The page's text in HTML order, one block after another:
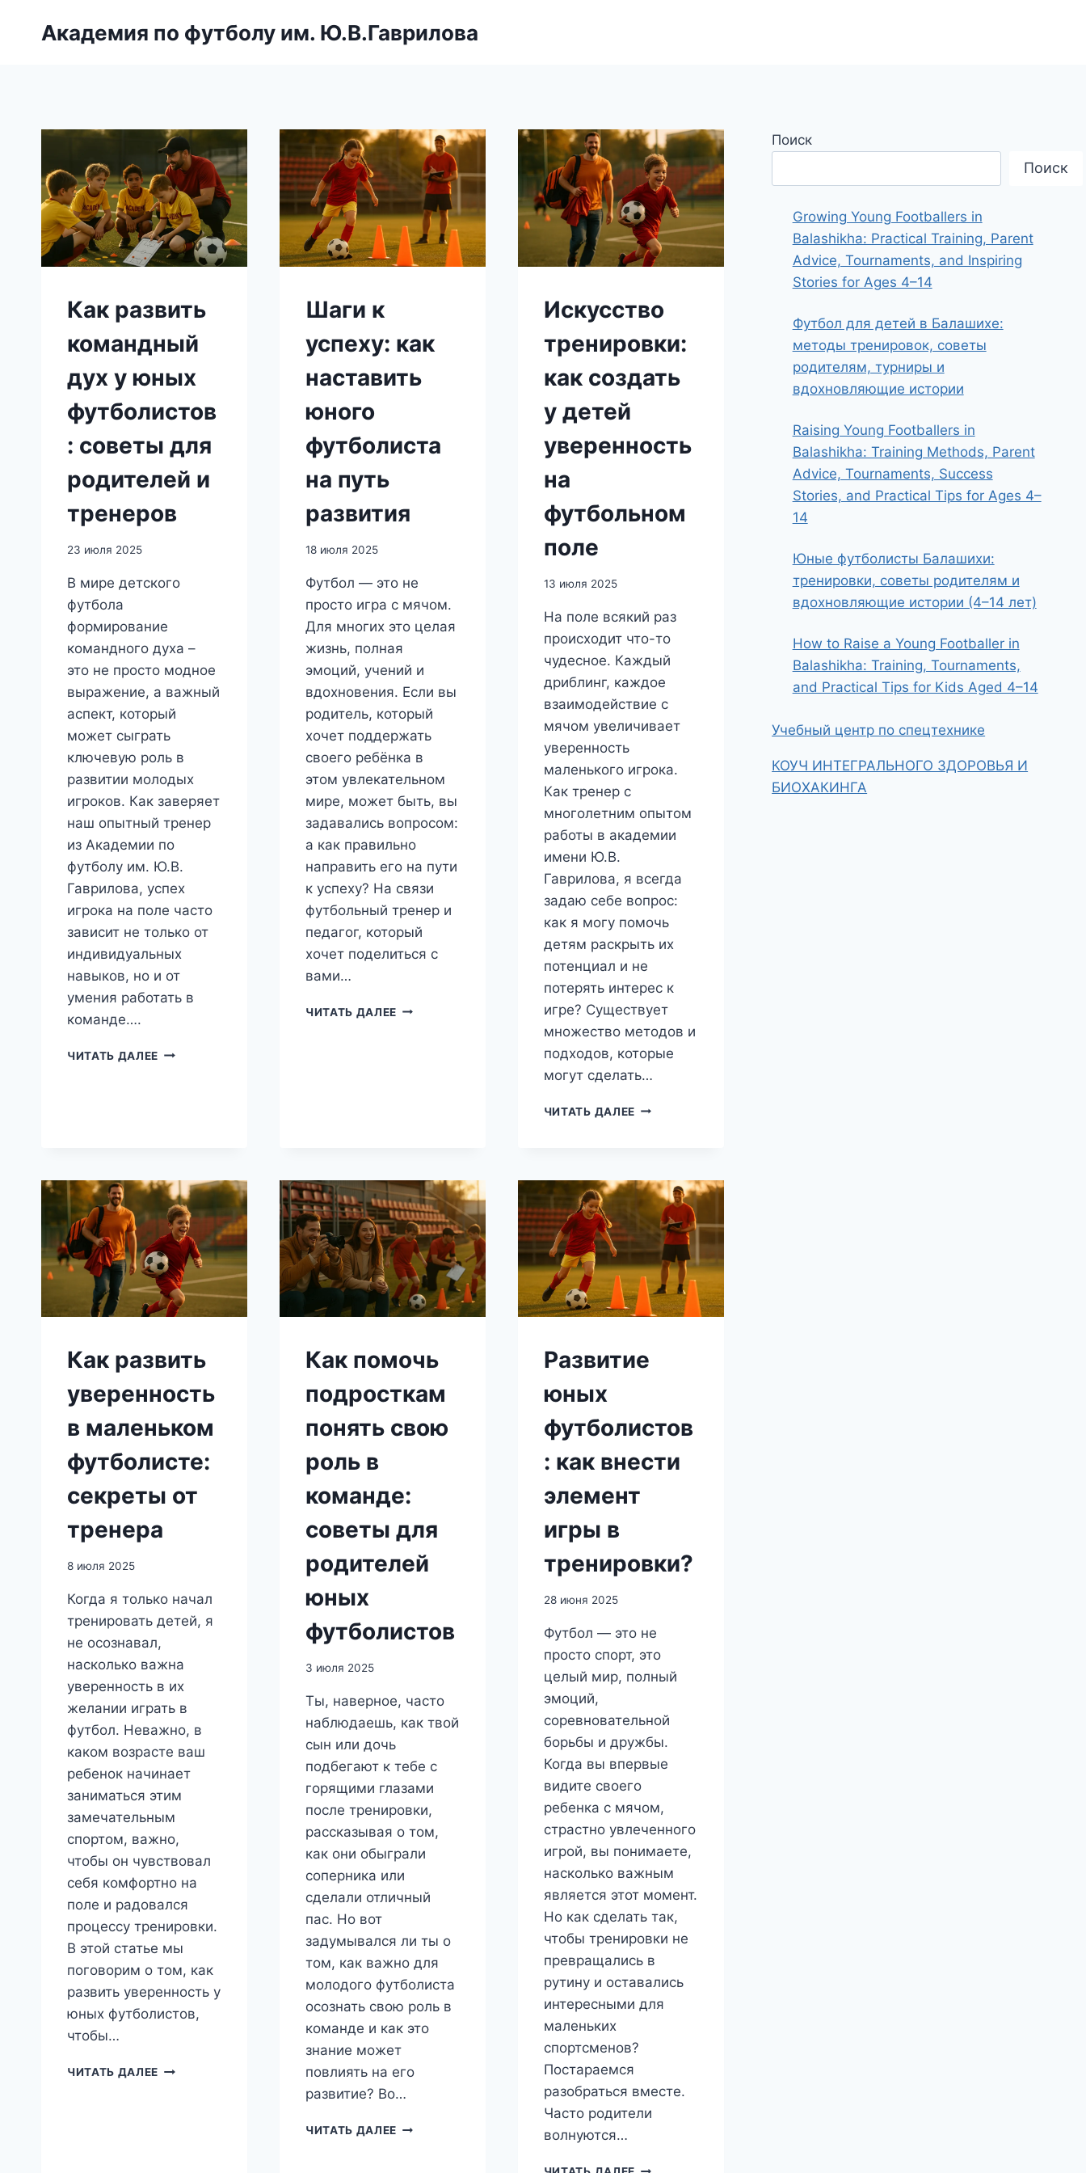
Академия по футболу им. Ю.В.Гаврилова
Как развить
командный
дух у юных
футболистов
: советы для
родителей и
тренеров
23 июля 2025
В мире детского
футбола
формирование
командного духа –
это не просто модное
выражение, а важный
аспект, который
может сыграть
ключевую роль в
развитии молодых
игроков. Как заверяет
наш опытный тренер
из Академии по
футболу им. Ю.В.
Гаврилова, успех
игрока на поле часто
зависит не только от
индивидуальных
навыков, но и от
умения работать в
команде….
ЧИТАТЬ ДАЛЕЕ КАК
ДЛЯ
РОДИТЕЛЕЙ
И
ТРЕНЕРОВ
Шаги к
успеху: как
наставить
юного
футболиста
на путь
развития
18 июля 2025
Футбол — это не
просто игра с мячом.
Для многих это целая
жизнь, полная
эмоций, учений и
вдохновения. Если вы
родитель, который
хочет поддержать
своего ребёнка в
этом увлекательном
мире, может быть, вы
задавались вопросом:
а как правильно
направить его на пути
к успеху? На связи
футбольный тренер и
педагог, который
хочет поделиться с
вами…
ЧИТАТЬ ДАЛЕЕ ШАГИ
Искусство
тренировки:
как создать
у детей
уверенность
на
футбольном
поле
13 июля 2025
На поле всякий раз
происходит что-то
чудесное. Каждый
дриблинг, каждое
взаимодействие с
мячом увеличивает
уверенность
маленького игрока.
Как тренер с
многолетним опытом
работы в академии
имени Ю.В.
Гаврилова, я всегда
задаю себе вопрос:
как я могу помочь
детям раскрыть их
потенциал и не
потерять интерес к
игре? Существует
множество методов и
подходов, которые
могут сделать…
ЧИТАТЬ ДАЛЕЕИСКУССТВО
ДЕТЕЙ
УВЕРЕННОСТЬ
НА
ФУТБОЛЬНОМ
ПОЛЕ
Как развить
уверенность
в маленьком
футболисте:
секреты от
тренера
8 июля 2025
Когда я только начал
тренировать детей, я
не осознавал,
насколько важна
уверенность в их
желании играть в
футбол. Неважно, в
каком возрасте ваш
ребенок начинает
заниматься этим
замечательным
спортом, важно,
чтобы он чувствовал
себя комфортно на
поле и радовался
процессу тренировки.
В этой статье мы
поговорим о том, как
развить уверенность у
юных футболистов,
чтобы…
ЧИТАТЬ ДАЛЕЕ КАК
Как помочь
подросткам
понять свою
роль в
команде:
советы для
родителей
юных
футболистов
3 июля 2025
Ты, наверное, часто
наблюдаешь, как твой
сын или дочь
подбегают к тебе с
горящими глазами
после тренировки,
рассказывая о том,
как они обыграли
соперника или
сделали отличный
пас. Но вот
задумывался ли ты о
том, как важно для
молодого футболиста
осознать свою роль в
команде и как это
знание может
повлиять на его
развитие? Во…
ЧИТАТЬ ДАЛЕЕ КАК
Развитие
юных
футболистов
: как внести
элемент
игры в
тренировки?
28 июня 2025
Футбол — это не
просто спорт, это
целый мир, полный
эмоций,
соревновательной
борьбы и дружбы.
Когда вы впервые
видите своего
ребенка с мячом,
страстно увлеченного
игрой, вы понимаете,
насколько важным
является этот момент.
Но как сделать так,
чтобы тренировки не
превращались в
рутину и оставались
интересными для
маленьких
спортсменов?
Постараемся
разобраться вместе.
Часто родители
волнуются…
РАЗВИТИЕ
Поиск
Поиск
Growing Young Footballers in
Balashikha: Practical Training, Parent
Advice, Tournaments, and Inspiring
Stories for Ages 4–14
Футбол для детей в Балашихе:
методы тренировок, советы
родителям, турниры и
вдохновляющие истории
Raising Young Footballers in
Balashikha: Training Methods, Parent
Advice, Tournaments, Success
Stories, and Practical Tips for Ages 4–
14
Юные футболисты Балашихи:
тренировки, советы родителям и
вдохновляющие истории (4–14 лет)
How to Raise a Young Footballer in
Balashikha: Training, Tournaments,
and Practical Tips for Kids Aged 4–14
Учебный центр по спецтехнике
КОУЧ ИНТЕГРАЛЬНОГО ЗДОРОВЬЯ И
БИОХАКИНГА